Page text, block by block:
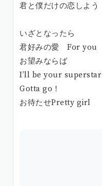
君と僕だけの恋しよう
いざとなったら
君好みの愛 For you
お望みならば
I’ll be your superstar
Gotta go！
お待たせPretty girl